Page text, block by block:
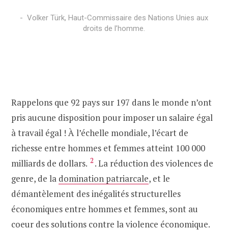
Volker Türk, Haut-Commissaire des Nations Unies aux
droits de l’homme.
Rappelons que 92 pays sur 197 dans le monde n’ont
pris aucune disposition pour imposer un salaire égal
à travail égal ! À l’échelle mondiale, l’écart de
richesse entre hommes et femmes atteint 100 000
milliards de dollars. 2 . La réduction des violences de
genre, de la domination patriarcale, et le
démantèlement des inégalités structurelles
économiques entre hommes et femmes, sont au
coeur des solutions contre la violence économique.